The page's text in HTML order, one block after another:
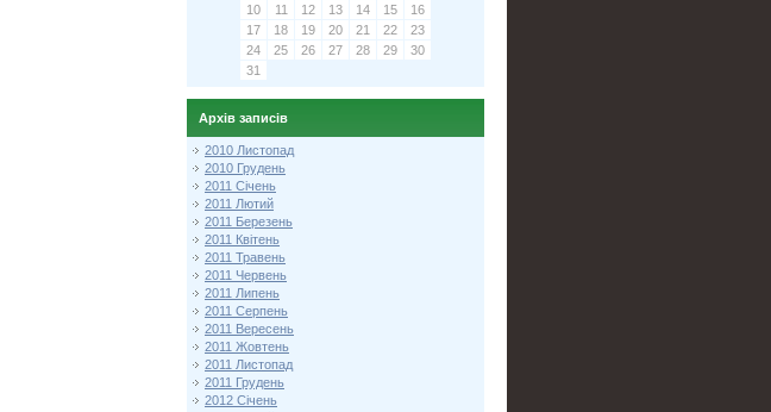
10
11 12 13 14 15
16
17
18 19 20 21 22
23
24
25 26 27 28 29
30
31
Архів записів
2010 Листопад
2010 Грудень
2011 Січень
2011 Лютий
2011 Березень
2011 Квітень
2011 Травень
2011 Червень
2011 Липень
2011 Серпень
2011 Вересень
2011 Жовтень
2011 Листопад
2011 Грудень
2012 Січень